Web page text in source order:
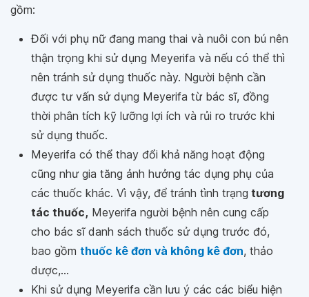
gồm:
Đối với phụ nữ đang mang thai và nuôi con bú nên
thận trọng khi sử dụng Meyerifa và nếu có thể thì
nên tránh sử dụng thuốc này. Người bệnh cần
được tư vấn sử dụng Meyerifa từ bác sĩ, đồng
thời phân tích kỹ lưỡng lợi ích và rủi ro trước khi
sử dụng thuốc.
Meyerifa có thể thay đổi khả năng hoạt động
cũng như gia tăng ảnh hưởng tác dụng phụ của
các thuốc khác. Vì vậy, để tránh tình trạng tương
tác thuốc, Meyerifa người bệnh nên cung cấp
cho bác sĩ danh sách thuốc sử dụng trước đó,
bao gồm thuốc kê đơn và không kê đơn, thảo
dược,...
Khi sử dụng Meyerifa cần lưu ý các các biểu hiện